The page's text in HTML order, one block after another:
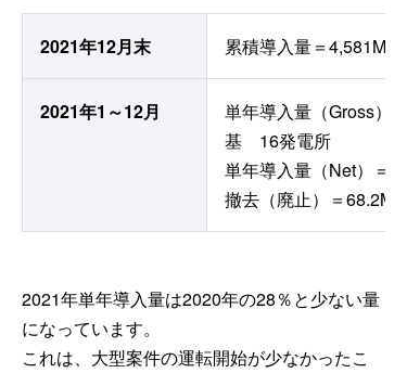
2021年12月末 累積導入量＝
2021年1～12月
単年導入量（Gross）
基 16発電所
単年導入量（Net）＝
撤去（廃止）＝
2021年単年導入量は2020年の28％と少ない量
になっています。
これは、大型案件の運転開始が少なかったこ